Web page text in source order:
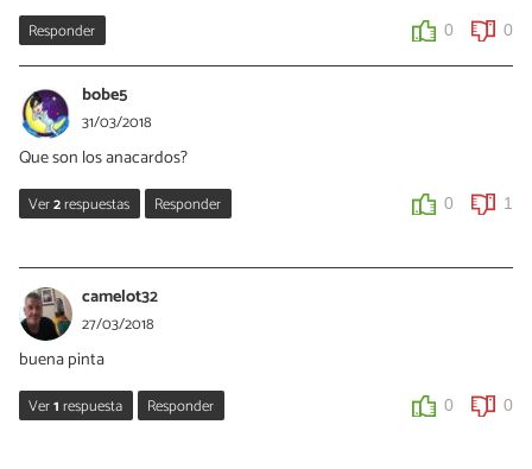
Responder 0 0
bobe5
31/03/2018
Que son los anacardos?
Ver2respuestas Responder 0 1
31/03/2018
En Chile se conoce como “castaña de Caju”
camelot32
27/03/2018
buena pinta
Ver1respuesta Responder 0 0